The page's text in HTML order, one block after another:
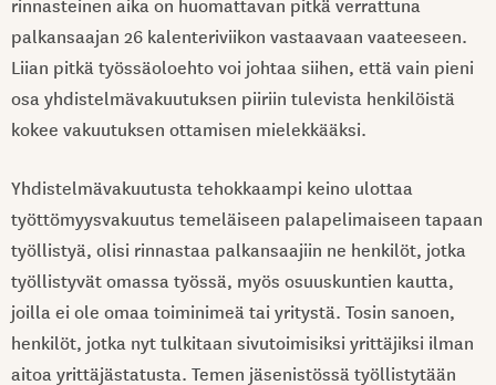
palkansaajan 26 kalenteriviikon vastaavaan vaateeseen.
Liian pitkä työssäoloehto voi johtaa siihen, että vain pieni
osa yhdistelmävakuutuksen piiriin tulevista henkilöistä
kokee vakuutuksen ottamisen mielekkääksi.
Yhdistelmävakuutusta tehokkaampi keino ulottaa
työttömyysvakuutus temeläiseen palapelimaiseen tapaan
työllistyä, olisi rinnastaa palkansaajiin ne henkilöt, jotka
työllistyvät omassa työssä, myös osuuskuntien kautta,
joilla ei ole omaa toiminimeä tai yritystä. Tosin sanoen,
henkilöt, jotka nyt tulkitaan sivutoimisiksi yrittäjiksi ilman
aitoa yrittäjästatusta. Temen jäsenistössä työllistytään